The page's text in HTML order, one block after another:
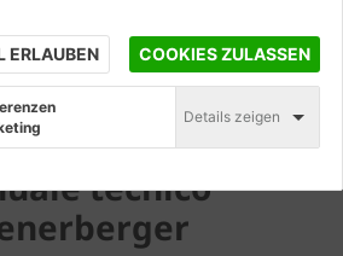
ERLAUBEN COOKIES ZULASSEN
Details zeigen
tecnico